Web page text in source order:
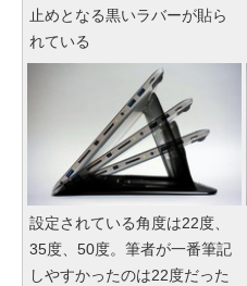
止めとなる黒いラバーが貼ら
れている
設定されている角度は22度、
35度、50度。筆者が一番筆記
しやすかったのは22度だった